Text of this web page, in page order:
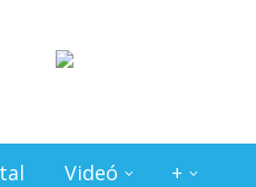
Videó +